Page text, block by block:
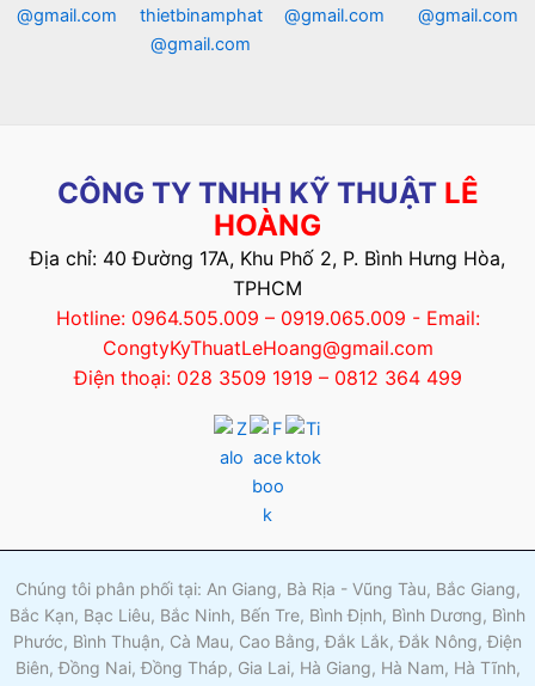
@gmail.com
thietbinamphat
@gmail.com
@gmail.com
@gmail.com
CÔNG TY TNHH KỸ THUẬT LÊ
HOÀNG
Địa chỉ: 40 Đường 17A, Khu Phố 2, P. Bình Hưng Hòa,
TPHCM
Hotline: 0964.505.009 – 0919.065.009 - Email:
CongtyKyThuatLeHoang@gmail.com
Điện thoại: 028 3509 1919 – 0812 364 499
Chúng tôi phân phối tại: An Giang, Bà Rịa - Vũng Tàu, Bắc Giang,
Bắc Kạn, Bạc Liêu, Bắc Ninh, Bến Tre, Bình Định, Bình Dương, Bình
Phước, Bình Thuận, Cà Mau, Cao Bằng, Đắk Lắk, Đắk Nông, Điện
Biên, Đồng Nai, Đồng Tháp, Gia Lai, Hà Giang, Hà Nam, Hà Tĩnh,